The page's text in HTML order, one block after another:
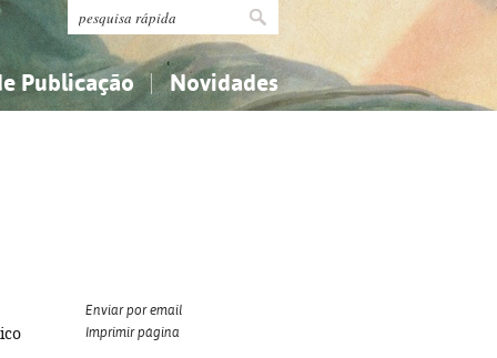
Publicação Novidades
Enviar por email
Imprimir página